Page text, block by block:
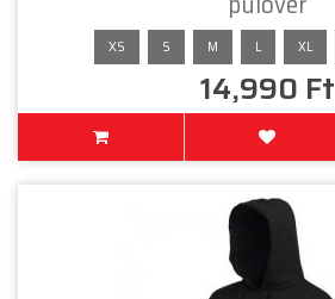
XS S M L XL
14,990 Ft